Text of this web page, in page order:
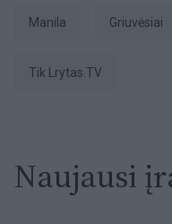
Manila griuvėsiai
tik Lrytas.TV
Naujausi